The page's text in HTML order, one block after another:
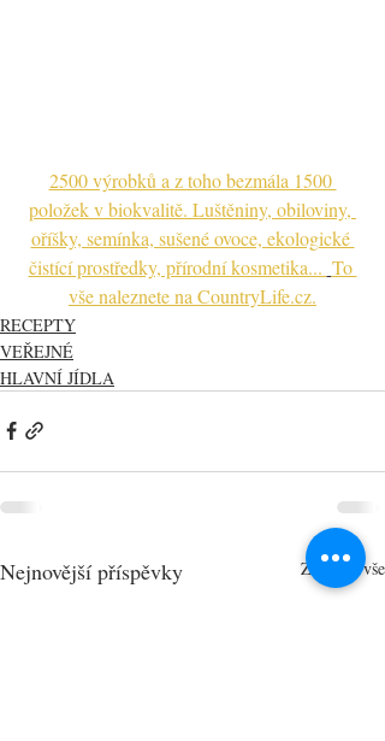
2500 výrobků a z toho bezmála 1500
položek v biokvalitě. Luštěniny, obiloviny,
oříšky, semínka, sušené ovoce, ekologické
čistící prostředky, přírodní kosmetika... To
vše naleznete na CountryLife.cz.
RECEPTY
VEŘEJNÉ
HLAVNÍ JÍDLA
Nejnovější příspěvky Zobrazit vše